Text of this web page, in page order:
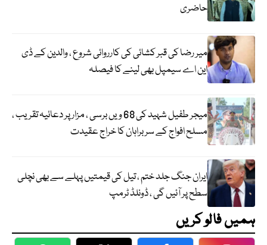
حاضری
میر رضا کی قبر کشائی کی کارروائی شروع ، والدین کے ڈی
این اے سیمپل بھی لینے کا فیصلہ
میجر طفیل شہید کی 68 ویں برسی ، مزار پر دعائیہ تقریب ،
مسلح افواج کے سربراہان کا خراج عقیدت
ایران جنگ جلد ختم ، تیل کی قیمتیں پہلے سے بھی نچلی
سطح پر آئیں گی ، ڈونلڈ ٹرمپ
ہمیں فالو کریں